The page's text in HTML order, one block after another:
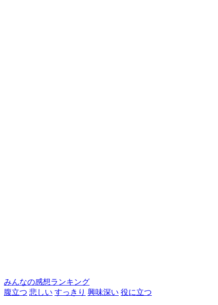
みんなの感想ランキング
腹立つ 悲しい すっきり 興味深い 役に立つ